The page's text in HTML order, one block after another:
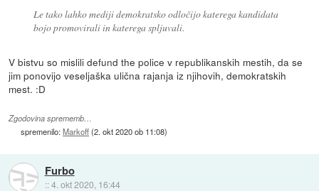
Le tako lahko mediji demokratsko odločijo katerega kandidata
bojo promovirali in katerega spljuvali.
V bistvu so mislili defund the police v republikanskih mestih, da se
jim ponovijo veseljaška ulična rajanja iz njihovih, demokratskih
mest. :D
Zgodovina sprememb…
spremenilo:Markoff(2. okt 2020 ob 11:08)
Furbo
::4. okt 2020, 16:44